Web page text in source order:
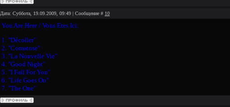
Дата: Суббота, 19.09.2009, 09:49 | Сообщение # 10
You Are Here / Vous Etes Ici:
1. "Décoller"
2. "Comatose"
3. "La Nouvelle Vie"
4. "Good Night"
5. "I Fall For You"
6. "Life Goes On"
7. "The One"